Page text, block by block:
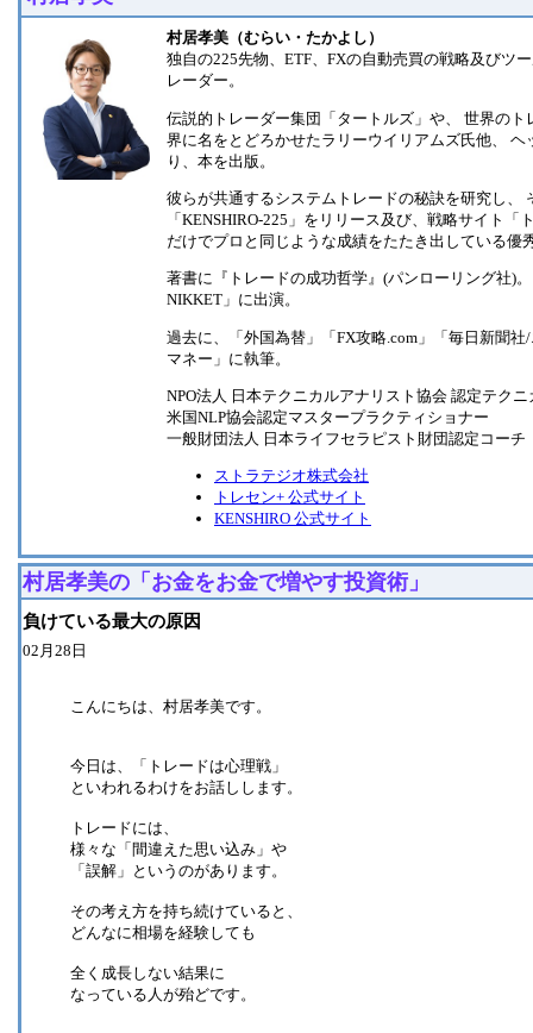
村居孝美（むらい・たかよし）
独自の225先物、ETF、FXの自動売買の戦略及びツ
レーダー。
伝説的トレーダー集団「タートルズ」や、 世界の
界に名をとどろかせたラリーウイリアムズ氏他、
り、本を出版。
彼らが共通するシステムトレードの秘訣を研究し、
「KENSHIRO-225」をリリース及び、戦略サイト
だけでプロと同じような成績をたたき出している
著書に『トレードの成功哲学』(パンローリング社)
NIKKET」に出演。
過去に、「外国為替」「FX攻略.com」「毎日新聞
マネー」に執筆。
NPO法人 日本テクニカルアナリスト協会 認定テク
米国NLP協会認定マスタープラクティショナー
一般財団法人 日本ライフセラピスト財団認定コーチ
ストラテジオ株式会社
トレセン+ 公式サイト
KENSHIRO 公式サイト
村居孝美の「お金をお金で増やす投資術」
負けている最大の原因
02月28日
こんにちは、村居孝美です。
今日は、「トレードは心理戦」
といわれるわけをお話しします。
トレードには、
様々な「間違えた思い込み」や
「誤解」というのがあります。
その考え方を持ち続けていると、
どんなに相場を経験しても
全く成長しない結果に
なっている人が殆どです。